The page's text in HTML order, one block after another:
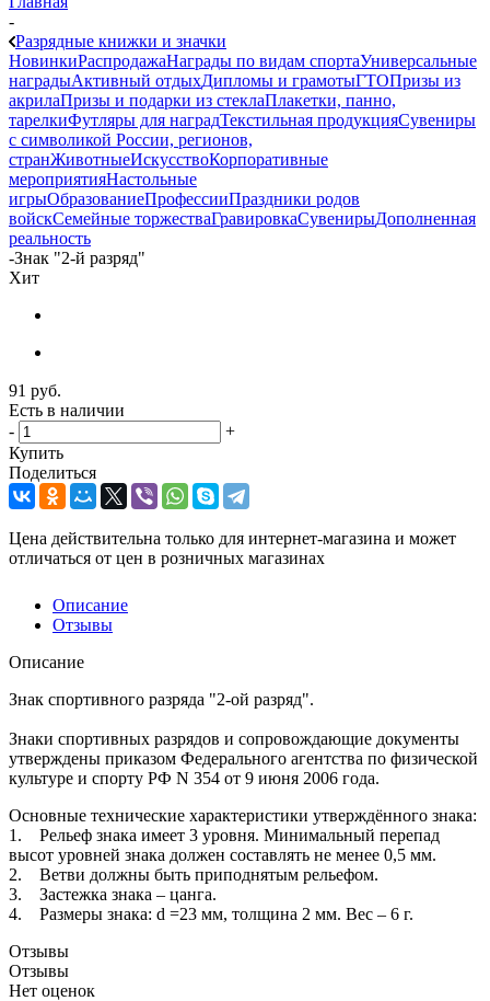
-
Разрядные книжки и значки
НовинкиРаспродажаНаграды по видам спортаУниверсальные
наградыАктивный отдыхДипломы и грамотыГТОПризы из
акрилаПризы и подарки из стеклаПлакетки, панно,
тарелкиФутляры для наградТекстильная продукцияСувениры
с символикой России, регионов,
странЖивотныеИскусствоКорпоративные
мероприятияНастольные
игрыОбразованиеПрофессииПраздники родов
войскСемейные торжестваГравировкаСувенирыДополненная
реальность
-Знак "2-й разряд"
Хит
91 руб.
Есть в наличии
-
+
Купить
Поделиться
Цена действительна только для интернет-магазина и может
отличаться от цен в розничных магазинах
Описание
Отзывы
Описание
Знак спортивного разряда "2-ой разряд".
Знаки спортивных разрядов и сопровождающие документы
утверждены приказом Федерального агентства по физической
культуре и спорту РФ N 354 от 9 июня 2006 года.
Основные технические характеристики утверждённого знака:
1. Рельеф знака имеет 3 уровня. Минимальный перепад
высот уровней знака должен составлять не менее 0,5 мм.
2. Ветви должны быть приподнятым рельефом.
3. Застежка знака – цанга.
4. Размеры знака: d =23 мм, толщина 2 мм. Вес – 6 г.
Отзывы
Отзывы
Нет оценок